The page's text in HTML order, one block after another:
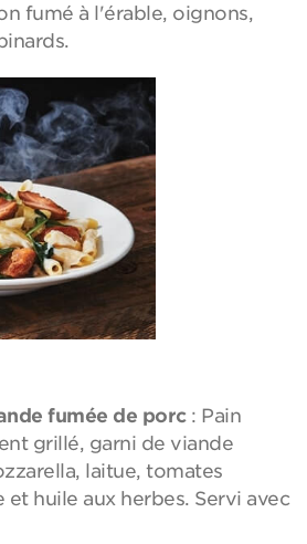
fumé à l'érable, oignons,
fumée de porc: Pain
grillé, garni de viande
laitue, tomates
et huile aux herbes. Servi avec